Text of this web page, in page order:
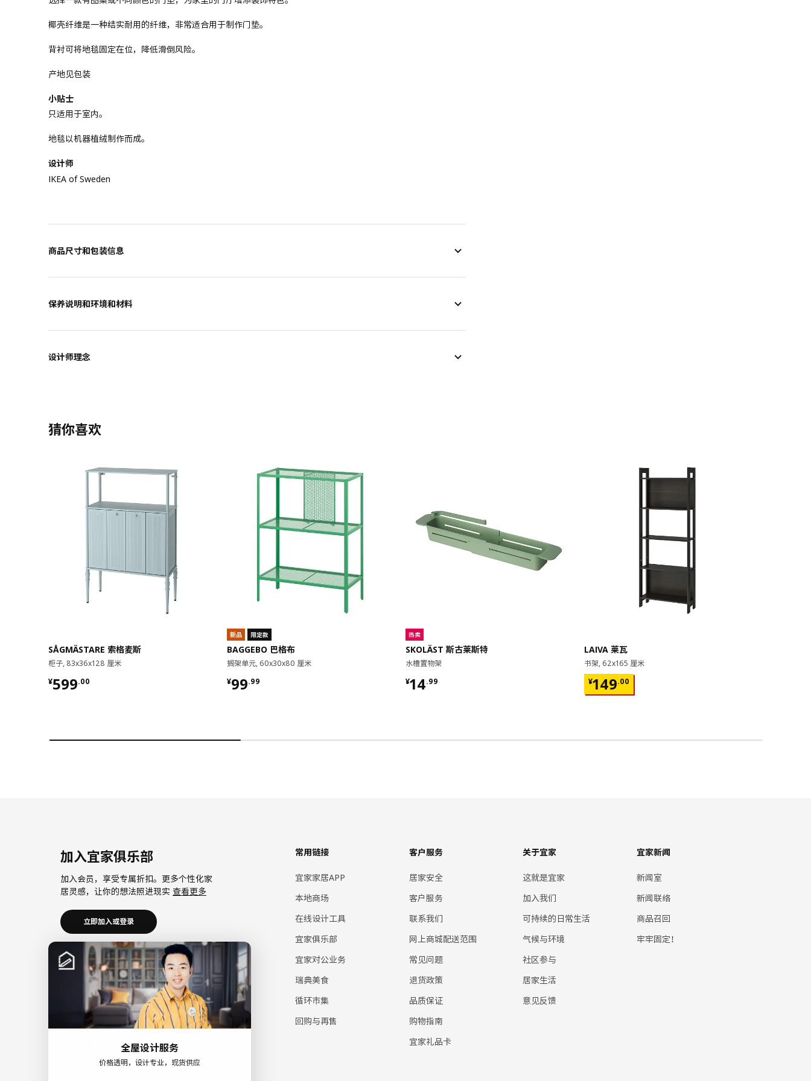
椰壳纤维是一种结实耐用的纤维，非常适合用于制作门垫。
背衬可将地毯固定在位，降低滑倒风险。
产地见包装
小贴士
只适用于室内。
地毯以机器植绒制作而成。
设计师
IKEA of Sweden
商品尺寸和包装信息
保养说明和环境和材料
设计师理念
猜你喜欢
SÅGMÄSTARE 索格麦斯
柜子, 83x36x128 厘米
¥599.00
¥ 599.00
新品 限定款
BAGGEBO 巴格布
搁架单元, 60x30x80 厘米
¥99.99
¥ 99.99
热卖
SKOLÄST 斯古莱斯特
水槽置物架
¥14.99
¥ 14.99
LAIVA 莱瓦
书架, 62x165 厘米
¥149.00
¥ 149.00
加入宜家俱乐部
加入会员，享受专属折扣。更多个性化家
居灵感，让你的想法照进现实 查看更多
立即加入或登录
加入宜家企业会员
加入企业会员，享受会员6大权益以及专属
折扣。助力中小微企业共同成长。查看更
立即加入或登录
常用链接
宜家家居APP
本地商场
在线设计工具
宜家俱乐部
宜家对公业务
瑞典美食
循环市集
回购与再售
客户服务
居家安全
客户服务
联系我们
网上商城配送范围
常见问题
退货政策
品质保证
购物指南
宜家礼品卡
关于宜家
这就是宜家
加入我们
可持续的日常生活
气候与环境
社区参与
居家生活
意见反馈
宜家新闻
新闻室
新闻联络
商品召回
牢牢固定！
全屋设计服务
价格透明，设计专业，现货供应